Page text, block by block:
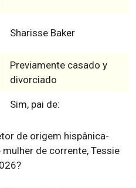
Sharisse Baker
Previamente casado y
divorciado
Sim, pai de:
de origem hispânica-
de corrente, Tessie